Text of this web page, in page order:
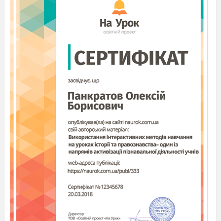
Серпень
Прийнято рішення про створення Всесоюзного
переселенського комітету та переселення
голоду села України колгоспників із російських областей
і Білорусі. До кінця 1933 року було переселено понад 100
тис. осіб.
Під час голоду
тоталітарна влада не лише не припинила
примусове відбирання їжі,
а й відхилила допомогу з-за
кордону та кинула всі сили на те, щоб ізолювати
голодуючі райони.
Армія, загони НКВД оточили
українські міста (бо селяни намагалися врятуватися там
від голодної смерті) та залізничні станції. Мешканцям
сіл забороняли виїжджати в інші регіони СРСР.
вилучався, продавався до інших країн за валюту, яку
спрямовували на закупівлю верстатів та іншого
обладнання для промислових підприємств.
Саме за цей менш ніж календарний рік (1932 – 1933) в
Україні загинули мільйони людей. На жаль, страшні
обставини злочину та свідома заборона ведення
статистки смертності унеможливлюють встановлення
точної кількості загиблих і вичерпного поіменного
списку жертв.